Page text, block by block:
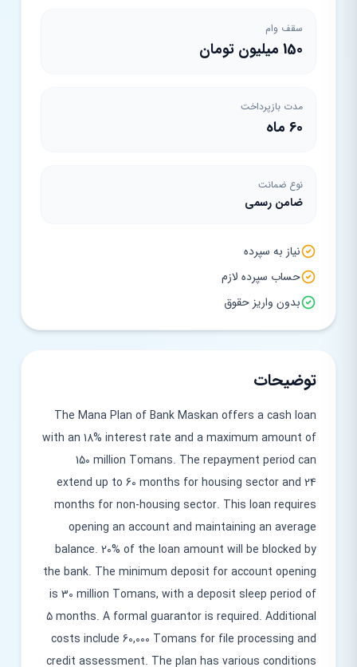
سقف وام
150 میلیون تومان
مدت بازپرداخت
60 ماه
نوع ضمانت
ضامن رسمی
نیاز به سپرده
حساب سپرده لازم
بدون واریز حقوق
توضیحات
The Mana Plan of Bank Maskan offers a cash loan
with an 18% interest rate and a maximum amount of
150 million Tomans. The repayment period can
extend up to 60 months for housing sector and 24
months for non-housing sector. This loan requires
opening an account and maintaining an average
balance. 20% of the loan amount will be blocked by
the bank. The minimum deposit for account opening
is 30 million Tomans, with a deposit sleep period of
5 months. A formal guarantor is required. Additional
costs include 60,000 Tomans for file processing and
credit assessment. The plan has various conditions